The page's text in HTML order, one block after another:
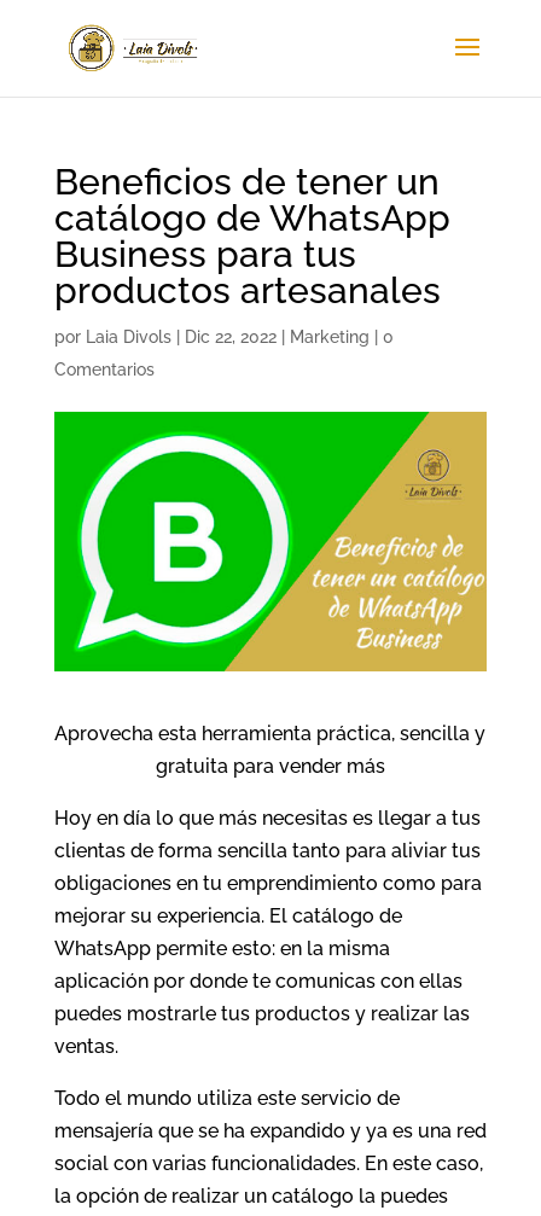
Beneficios de tener un
catálogo de WhatsApp
Business para tus
productos artesanales
por Laia Divols| Dic 22, 2022| Marketing
0
Comentarios
Aprovecha esta herramienta práctica, sencilla y
gratuita para vender más
Hoy en día lo que más necesitas es llegar a tus
clientas de forma sencilla tanto para aliviar tus
obligaciones en tu emprendimiento como para
mejorar su experiencia. El catálogo de
WhatsApp permite esto: en la misma
aplicación por donde te comunicas con ellas
puedes mostrarle tus productos y realizar las
ventas.
Todo el mundo utiliza este servicio de
mensajería que se ha expandido y ya es una red
social con varias funcionalidades. En este caso,
la opción de realizar un catálogo la puedes